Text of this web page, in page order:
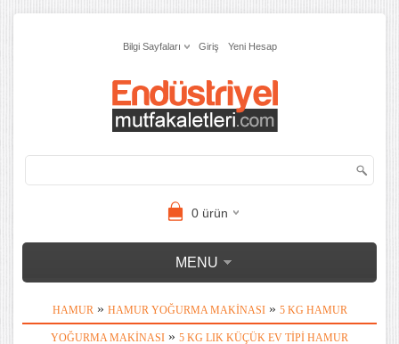
Bilgi Sayfaları Giriş Yeni Hesap
0ürün
MENU
HAMUR » HAMUR YOĞURMA MAKINASI» 5 KG HAMUR
YOĞURMA MAKINASI » 5 KG LIK KÜÇÜK EV TIPI HAMUR